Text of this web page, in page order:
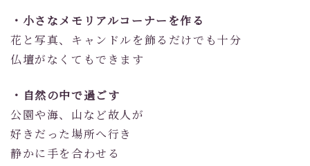
・小さなメモリアルコーナーを作る
花と写真、キャンドルを飾るだけでも十分
仏壇がなくてもできます
・自然の中で過ごす
公園や海、山など故人が
好きだった場所へ行き
静かに手を合わせる